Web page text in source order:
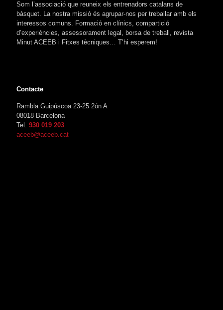
Som l’associació que reuneix els entrenadors catalans de
bàsquet. La nostra missió és agrupar-nos per treballar amb els
interessos comuns. Formació en clínics, compartició
d’experiències, assessorament legal, borsa de treball, revista
Minut ACEEB i Fitxes tècniques… T’hi esperem!
Contacte
Rambla Guipúscoa 23-25 2ón A
08018 Barcelona
Tel. 930 019 203
aceeb@aceeb.cat